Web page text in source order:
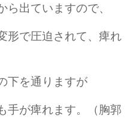
出ていますので、
形で圧迫されて、痺れ
下を通りますが
手が痺れます。（胸郭